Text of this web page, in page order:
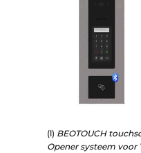
(l) BEOTOUCH
Opener systeem voor